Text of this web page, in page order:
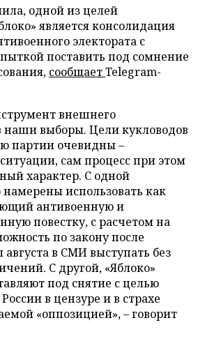
одной из целей
является консолидация
электората с
поставить под сомнение
сообщаетTelegram-
внешнего
наши выборы. Цели кукловодов
партии очевидны –
сам процесс при этом
характер. С одной
использовать как
антивоенную и
повестку, с расчетом на
по закону после
в СМИ выступать без
С другой, «Яблоко»
под снятие с целью
в цензуре и в страхе
«оппозицией», – говорит